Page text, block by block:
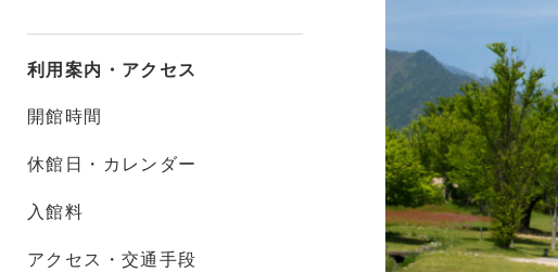
利用案内・アクセス
開館時間
休館日・カレンダー
入館料
アクセス・交通手段